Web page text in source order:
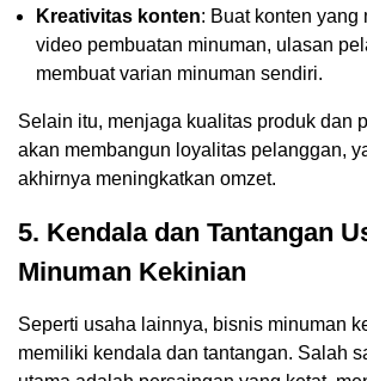
Kreativitas konten: Buat konten yang
video pembuatan minuman, ulasan
membuat varian minuman sendiri.
Selain itu, menjaga kualitas produk dan
akan membangun loyalitas pelanggan,
akhirnya meningkatkan omzet.
5. Kendala dan Tantangan
Minuman Kekinian
Seperti usaha lainnya, bisnis minuman
memiliki kendala dan tantangan. Salah